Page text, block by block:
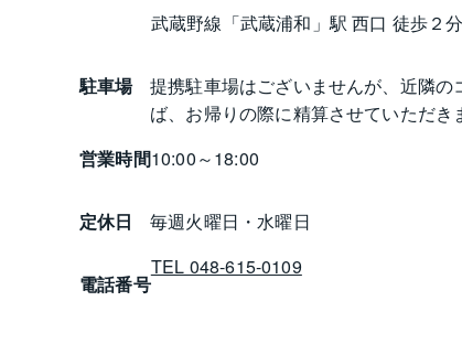
武蔵野線「武蔵浦和」駅 西口 徒歩２分
駐車場
提携駐車場はございませんが、近隣
営業時間10:00～18:00
定休日 毎週火曜日・水曜日
電話番号
TEL 048-615-0109